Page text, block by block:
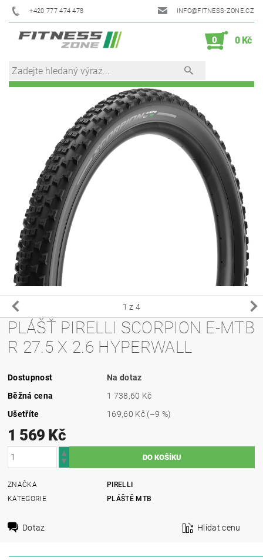
+420 777 474 478 INFO@FITNESS-ZONE.CZ
0 0 Kč
1 z 4
PLÁŠŤ PIRELLI SCORPION E-MTB
R 27.5 X 2.6 HYPERWALL
Dostupnost
Na dotaz
Běžná cena
1 738,60 Kč
Ušetříte
169,60 Kč (–9 %)
1 569 Kč
ZNAČKA
PIRELLI
KATEGORIE
PLÁŠTĚ MTB
Dotaz Hlídat cenu